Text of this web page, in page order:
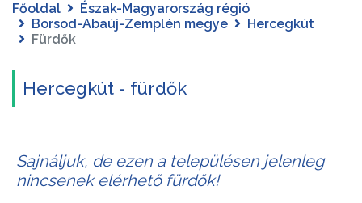
Főoldal
Észak-Magyarország régió
Borsod-Abaúj-Zemplén megye
Hercegkút
Fürdők
Hercegkút - fürdők
Sajnáljuk, de ezen a településen jelenleg
nincsenek elérhető fürdők!